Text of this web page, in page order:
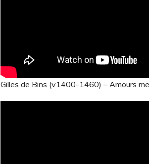
Gilles de Bins (v1400-1460) – Amours